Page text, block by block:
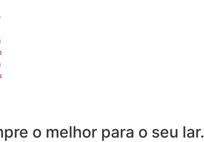
o melhor para o seu lar.